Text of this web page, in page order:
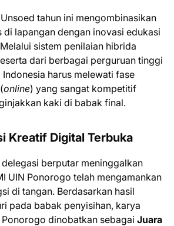
Unsoed tahun ini mengombinasikan
di lapangan dengan inovasi edukasi
sistem penilaian hibrida
dari berbagai perguruan tinggi
harus melewati fase
online) yang sangat kompetitif
kaki di babak final.
Kreatif Digital Terbuka
berputar meninggalkan
UIN Ponorogo telah mengamankan
di tangan. Berdasarkan hasil
pada babak penyisihan, karya
dinobatkan sebagai Juara